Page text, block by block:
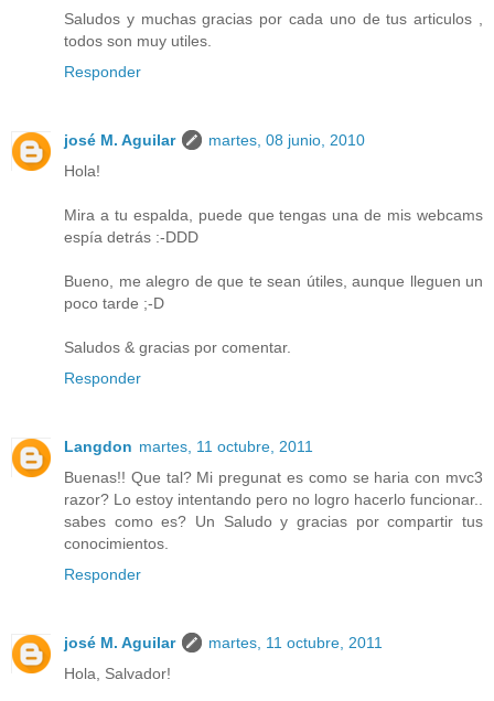
Saludos y muchas gracias por cada uno de tus articulos ,
todos son muy utiles.
Responder
josé M. Aguilar
martes, 08 junio, 2010
Hola!
Mira a tu espalda, puede que tengas una de mis webcams
espía detrás :-DDD
Bueno, me alegro de que te sean útiles, aunque lleguen un
poco tarde ;-D
Saludos & gracias por comentar.
Responder
Langdon martes, 11 octubre, 2011
Buenas!! Que tal? Mi pregunat es como se haria con mvc3
razor? Lo estoy intentando pero no logro hacerlo funcionar..
sabes como es? Un Saludo y gracias por compartir tus
conocimientos.
Responder
josé M. Aguilar
martes, 11 octubre, 2011
Hola, Salvador!